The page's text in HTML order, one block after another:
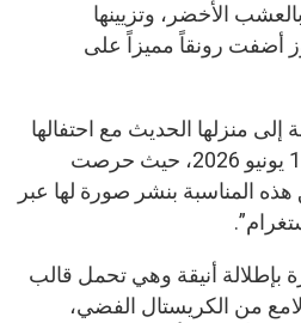
الأخضر، وتزيينها
أضفت رونقاً مميزاً على
إلى منزلها الحديث مع احتفالها
بيوم ميلادها الذي يوافق 18 يونيو 2026، حيث حرصت
هذه المناسبة بنشر صورة لها عبر
أنيقة وهي تحمل قالب
من الكريستال الفضي،